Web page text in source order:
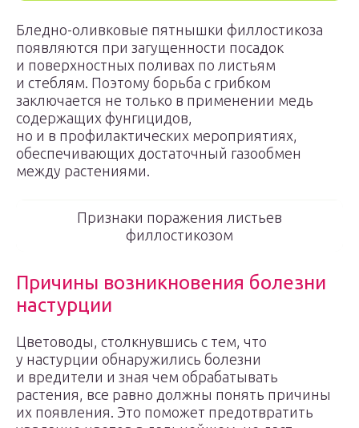
Бледно-оливковые пятнышки филлостикоза
появляются при загущенности посадок
и поверхностных поливах по листьям
и стеблям. Поэтому борьба с грибком
заключается не только в применении медь
содержащих фунгицидов,
но и в профилактических мероприятиях,
обеспечивающих достаточный газообмен
между растениями.
Признаки поражения листьев
филлостикозом
Причины возникновения болезни
настурции
Цветоводы, столкнувшись с тем, что
у настурции обнаружились болезни
и вредители и зная чем обрабатывать
растения, все равно должны понять причины
их появления. Это поможет предотвратить